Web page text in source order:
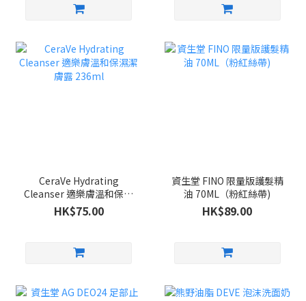
CeraVe Hydrating
Cleanser 適樂膚溫和保濕
潔膚露 236ml
HK$75.00
資生堂 FINO 限量版護髮精
油 70ML（粉紅絲帶)
HK$89.00